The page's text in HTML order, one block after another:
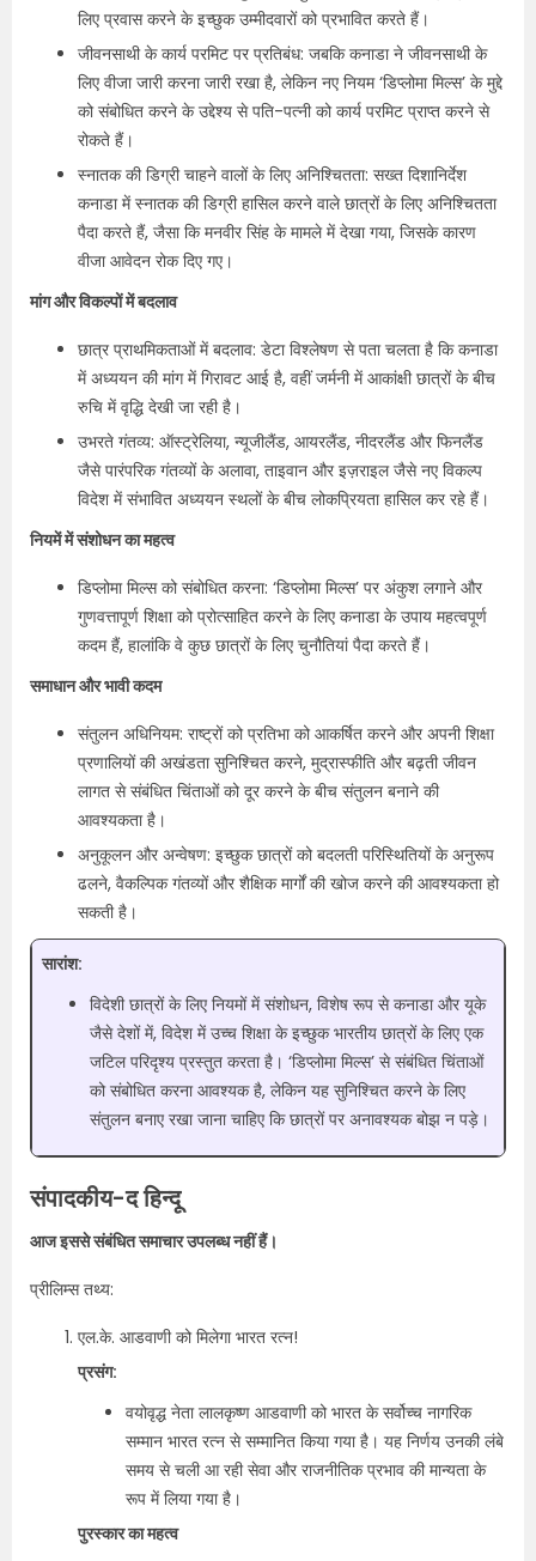
लिए प्रवास करने के इच्छुक उम्मीदवारों को प्रभावित करते हैं।
जीवनसाथी के कार्य परमिट पर प्रतिबंध: जबकि कनाडा ने जीवनसाथी के
लिए वीजा जारी करना जारी रखा है, लेकिन नए नियम ‘डिप्लोमा मिल्स’ के मुद्दे
को संबोधित करने के उद्देश्य से पति-पत्नी को कार्य परमिट प्राप्त करने से
रोकते हैं।
स्नातक की डिग्री चाहने वालों के लिए अनिश्चितता: सख्त दिशानिर्देश
कनाडा में स्नातक की डिग्री हासिल करने वाले छात्रों के लिए अनिश्चितता
पैदा करते हैं, जैसा कि मनवीर सिंह के मामले में देखा गया, जिसके कारण
वीजा आवेदन रोक दिए गए।
मांग और विकल्पों में बदलाव
छात्र प्राथमिकताओं में बदलाव: डेटा विश्लेषण से पता चलता है कि कनाडा
में अध्ययन की मांग में गिरावट आई है, वहीं जर्मनी में आकांक्षी छात्रों के बीच
रुचि में वृद्धि देखी जा रही है।
उभरते गंतव्य: ऑस्ट्रेलिया, न्यूजीलैंड, आयरलैंड, नीदरलैंड और फिनलैंड
जैसे पारंपरिक गंतव्यों के अलावा, ताइवान और इज़राइल जैसे नए विकल्प
विदेश में संभावित अध्ययन स्थलों के बीच लोकप्रियता हासिल कर रहे हैं।
नियमें में संशोधन का महत्व
डिप्लोमा मिल्स को संबोधित करना: ‘डिप्लोमा मिल्स’ पर अंकुश लगाने और
गुणवत्तापूर्ण शिक्षा को प्रोत्साहित करने के लिए कनाडा के उपाय महत्वपूर्ण
कदम हैं, हालांकि वे कुछ छात्रों के लिए चुनौतियां पैदा करते हैं।
समाधान और भावी कदम
संतुलन अधिनियम: राष्ट्रों को प्रतिभा को आकर्षित करने और अपनी शिक्षा
प्रणालियों की अखंडता सुनिश्चित करने, मुद्रास्फीति और बढ़ती जीवन
लागत से संबंधित चिंताओं को दूर करने के बीच संतुलन बनाने की
आवश्यकता है।
अनुकूलन और अन्वेषण: इच्छुक छात्रों को बदलती परिस्थितियों के अनुरूप
ढलने, वैकल्पिक गंतव्यों और शैक्षिक मार्गों की खोज करने की आवश्यकता हो
सकती है।
सारांश:
विदेशी छात्रों के लिए नियमों में संशोधन, विशेष रूप से कनाडा और यूके
जैसे देशों में, विदेश में उच्च शिक्षा के इच्छुक भारतीय छात्रों के लिए एक
जटिल परिदृश्य प्रस्तुत करता है। ‘डिप्लोमा मिल्स’ से संबंधित चिंताओं
को संबोधित करना आवश्यक है, लेकिन यह सुनिश्चित करने के लिए
संतुलन बनाए रखा जाना चाहिए कि छात्रों पर अनावश्यक बोझ न पड़े।
संपादकीय-द हिन्दू
आज इससे संबंधित समाचार उपलब्ध नहीं हैं।
प्रीलिम्स तथ्य:
एल.के. आडवाणी को मिलेगा भारत रत्न!
प्रसंग:
वयोवृद्ध नेता लालकृष्ण आडवाणी को भारत के सर्वोच्च नागरिक
सम्मान भारत रत्न से सम्मानित किया गया है। यह निर्णय उनकी लंबे
समय से चली आ रही सेवा और राजनीतिक प्रभाव की मान्यता के
रूप में लिया गया है।
पुरस्कार का महत्व